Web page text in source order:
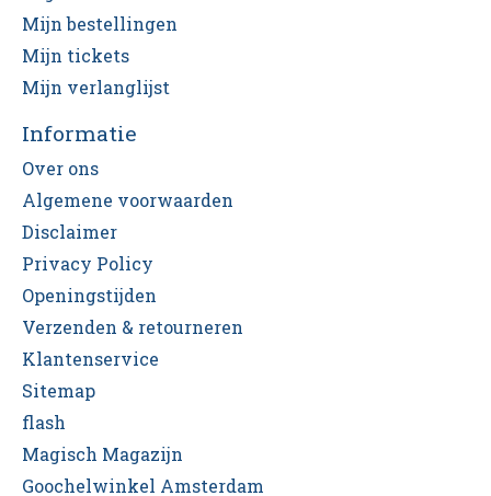
Mijn bestellingen
Mijn tickets
Mijn verlanglijst
Informatie
Over ons
Algemene voorwaarden
Disclaimer
Privacy Policy
Openingstijden
Verzenden & retourneren
Klantenservice
Sitemap
flash
Magisch Magazijn
Goochelwinkel Amsterdam